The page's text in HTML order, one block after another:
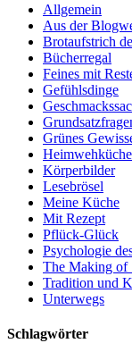
Allgemein
Aus der
Brotaufstrich
Bücherregal
Feines mit
Gefühlsdinge
Grünes
Heimwehküche
Körperbilder
Lesebrösel
Meine Küche
Mit Rezept
Pflück-Glück
Psychologie
The Making of
Tradition und
Unterwegs
Schlagwörter